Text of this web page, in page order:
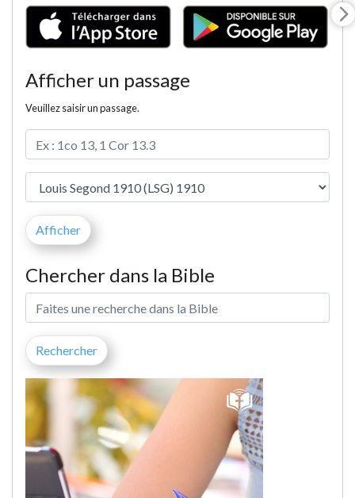
Afficher un passage
Veuillez saisir un passage.
Chercher dans la Bible